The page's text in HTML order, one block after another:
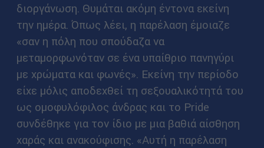
διοργάνωση. Θυμάται ακόμη έντονα εκείνη
την ημέρα. Όπως λέει, η παρέλαση έμοιαζε
«σαν η πόλη που σπούδαζα να
μεταμορφωνόταν σε ένα υπαίθριο πανηγύρι
με χρώματα και φωνές». Εκείνη την περίοδο
είχε μόλις αποδεχθεί τη σεξουαλικότητά του
ως ομοφυλόφιλος άνδρας και το Pride
συνδέθηκε για τον ίδιο με μια βαθιά αίσθηση
χαράς και ανακούφισης. «Αυτή η παρέλαση